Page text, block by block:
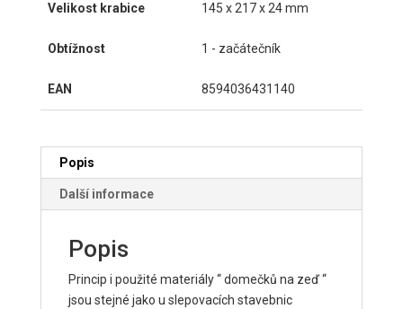
Velikost krabice 145 x 217 x 24 mm
Obtížnost 1 - začátečník
EAN 8594036431140
Popis
Další informace
Popis
Princip i použité materiály “ domečků na zeď “
jsou stejné jako u slepovacích stavebnic